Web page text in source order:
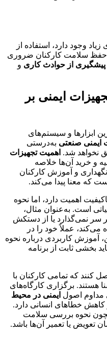
وجود دارد، استفاده از
حفظ سلامت کارکنان ضروری
پیشگیری از حوادث کاری و
ایمنی بر
ابزارها و سیستم‌های
ایمنی صنعتی به‌درستی
نخواهد شد. اهمیت تجهیزات
و خرید آن‌ها خلاصه
و آموزش کارکنان
که معنا پیدا می‌کند.
اهمیت دارد، اما نحوه
است. به‌عنوان مثال،
سر نمی‌گذارد یا از دستکش
می‌کند، عملاً خود را در
آموزش کاربردی درباره نحوه
بخشی ثابت از برنامه
کنند که تمامی کارکنان با
هستند. برگزاری کارگاه‌های
مداوم اصول ایمنی در محیط
خطاهای انسانی دارد.
نحوه بررسی سلامت
تعویض یا تعمیر آن‌ها باشد.